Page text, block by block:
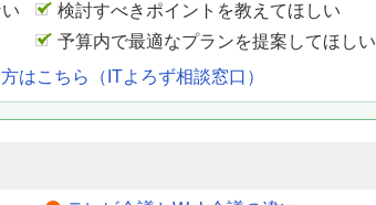
検討すべきポイントを教えてほしい
予算内で最適なプランを提案してほしい
はこちら（ITよろず相談窓口）